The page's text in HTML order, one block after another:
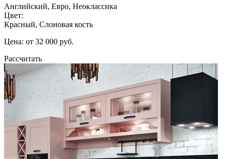
Английский, Евро, Неоклассика
Цвет:
Красный, Слоновая кость
Цена: от 32 000 руб.
Рассчитать